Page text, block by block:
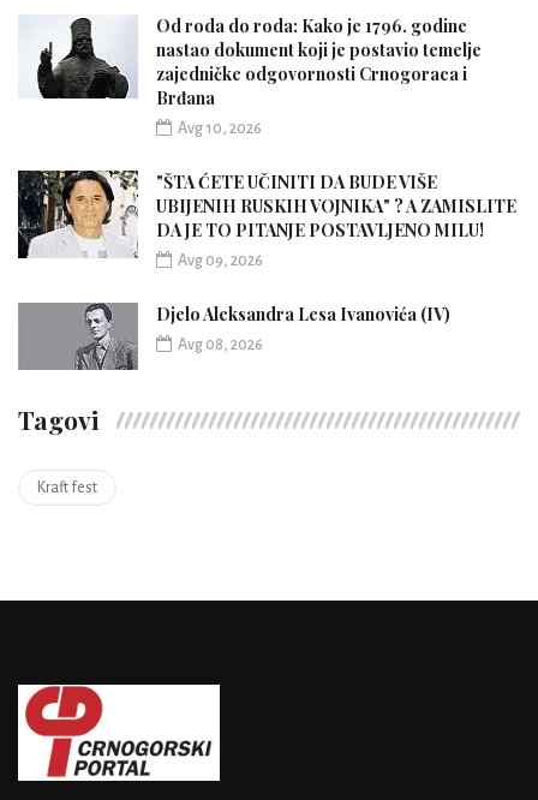
Od roda do roda: Kako je 1796. godine
nastao dokument koji je postavio temelje
zajedničke odgovornosti Crnogoraca i
Brđana
Avg 10, 2026
"ŠTA ĆETE UČINITI DA BUDE VIŠE
UBIJENIH RUSKIH VOJNIKA" ? A ZAMISLITE
DA JE TO PITANJE POSTAVLJENO MILU!
Avg 09, 2026
Djelo Aleksandra Lesa Ivanovića (IV)
Avg 08, 2026
Tagovi
Kraft fest